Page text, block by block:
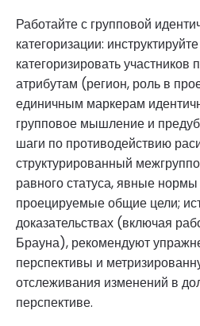
Работайте с групповой
категоризации:
категоризировать
атрибутам (регион, роль в
единичным маркерам
групповое мышление и
шаги по противодействию
структурированный
равного статуса, явные
проецируемые общие цели;
доказательствах (включая
Брауна), рекомендуют
перспективы и
отслеживания изменений в
перспективе.